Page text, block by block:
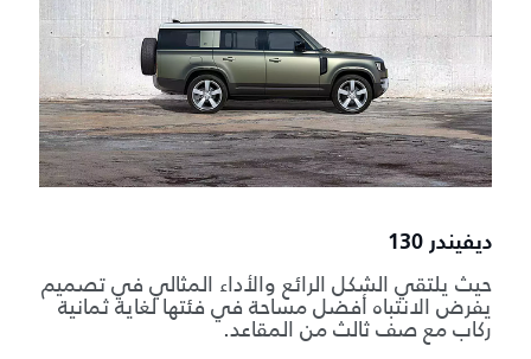
ديفيندر 130
حيث يلتقي الشكل الرائع والأداء المثالي في تصميم
يفرض الانتباه أفضل مساحة في فئتها لغاية ثمانية
ركاب مع صف ثالث من المقاعد.